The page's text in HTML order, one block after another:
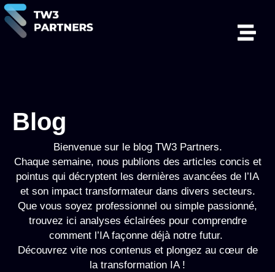
Blog
Bienvenue sur le blog TW3 Partners.
Chaque semaine, nous publions des articles concis et
pointus qui décryptent les dernières avancées de l’IA
et son impact transformateur dans divers secteurs.
Que vous soyez professionnel ou simple passionné,
trouvez ici analyses éclairées pour comprendre
comment l’IA façonne déjà notre futur.
Découvrez vite nos contenus et plongez au cœur de
la transformation IA !